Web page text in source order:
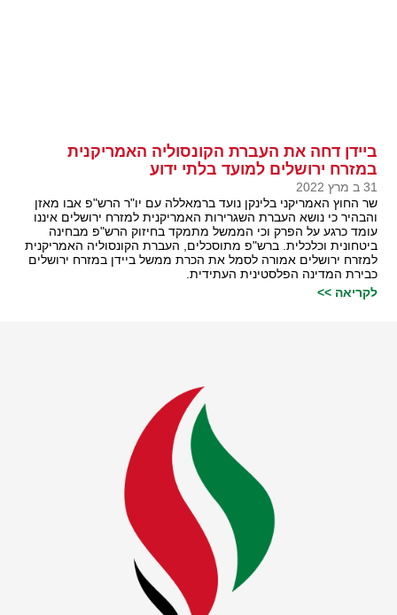
ביידן דחה את העברת הקונסוליה האמריקנית
במזרח ירושלים למועד בלתי ידוע
31 ב מרץ 2022
שר החוץ האמריקני בלינקן נועד ברמאללה עם יו"ר הרש"פ אבו מאזן
והבהיר כי נושא העברת השגרירות האמריקנית למזרח ירושלים איננו
עומד כרגע על הפרק וכי הממשל מתמקד בחיזוק הרש"פ מבחינה
ביטחונית וכלכלית. ברש"פ מתוסכלים, העברת הקונסוליה האמריקנית
למזרח ירושלים אמורה לסמל את הכרת ממשל ביידן במזרח ירושלים
כבירת המדינה הפלסטינית העתידית.
לקריאה >>